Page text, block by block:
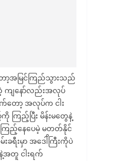
ာ့အမြင်ကြည်သွားသည်
ကျနော်လည်းအလုပ်
တော့ အလုပ်က ငါး
ကြည့်ပြီး မိန်းမတွေနဲ့
ြည့်နေပေမဲ့ မတတ်နိုင်
းမှာ အဒေါိကြီးကိုပဲ
တူ ငါးရက်